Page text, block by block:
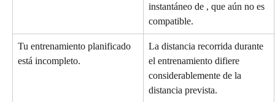
instantáneo de , que aún no es
compatible.
Tu entrenamiento planificado
está incompleto.
La distancia recorrida durante
el entrenamiento difiere
considerablemente de la
distancia prevista.